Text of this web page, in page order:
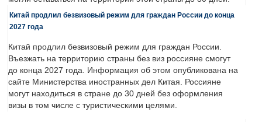
Китай продлил безвизовый режим для граждан России до конца
2027 года
Китай продлил безвизовый режим для граждан России.
Въезжать на территорию страны без виз россияне смогут
до конца 2027 года. Информация об этом опубликована на
сайте Министерства иностранных дел Китая. Россияне
могут находиться в стране до 30 дней без оформления
визы в том числе с туристическими целями.